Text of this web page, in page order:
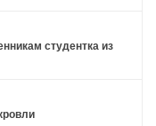
студентка из